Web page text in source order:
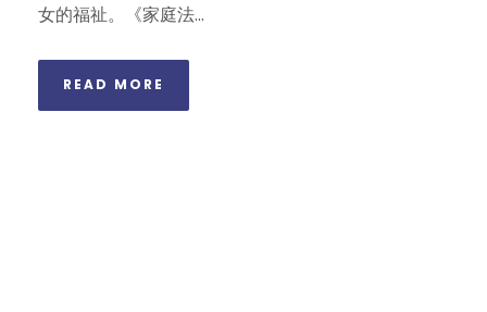
女的福祉。《家庭法...
READ MORE